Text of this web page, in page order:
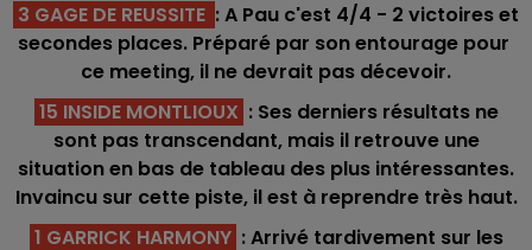
3 GAGE DE REUSSITE : A Pau c'est 4/4 - 2 victoires et
secondes places. Préparé par son entourage pour
ce meeting, il ne devrait pas décevoir.
15 INSIDE MONTLIOUX : Ses derniers résultats ne
sont pas transcendant, mais il retrouve une
situation en bas de tableau des plus intéressantes.
Invaincu sur cette piste, il est à reprendre très haut.
1 GARRICK HARMONY : Arrivé tardivement sur les